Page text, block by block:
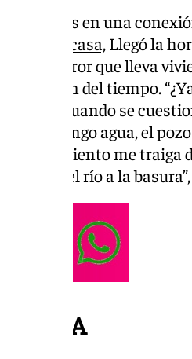
lunes en una
casa,Llegó la
el horror que lleva
la noción del tiempo.
cuando se
no tengo agua, el
ayuntamiento me
trajo el río a la
DANA